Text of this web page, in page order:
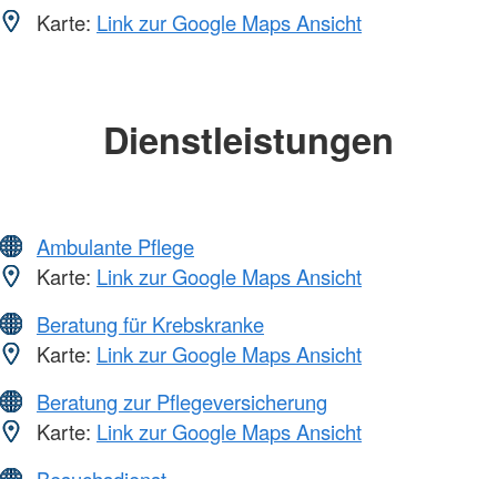
Karte: Link zur Google Maps Ansicht
Dienstleistungen
Ambulante Pflege
Karte: Link zur Google Maps Ansicht
Beratung für Krebskranke
Karte: Link zur Google Maps Ansicht
Beratung zur Pflegeversicherung
Karte: Link zur Google Maps Ansicht